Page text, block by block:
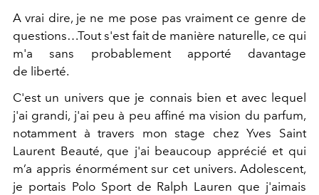
A vrai dire, je ne me pose pas vraiment ce genre de
questions…Tout s'est fait de manière naturelle, ce qui
m'a sans probablement apporté davantage
de liberté.
C'est un univers que je connais bien et avec lequel
j'ai grandi, j'ai peu à peu affiné ma vision du parfum,
notamment à travers mon stage chez Yves Saint
Laurent Beauté, que j'ai beaucoup apprécié et qui
m’a appris énormément sur cet univers. Adolescent,
je portais Polo Sport de Ralph Lauren que j'aimais